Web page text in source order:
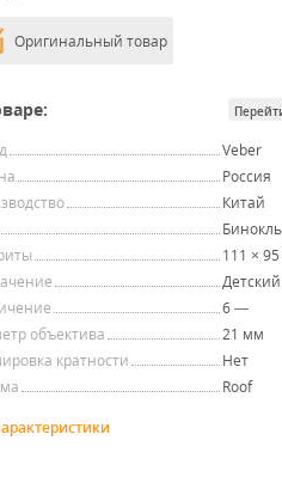
Оригинальный товар
Veber
Россия
Китай
Бинокль
111 ×
Детский
6 —
объектива
21 мм
кратности
Нет
Roof